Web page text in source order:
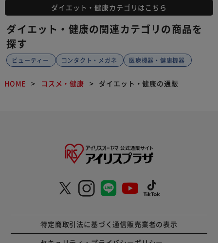
ダイエット・健康カテゴリはこちら
ダイエット・健康の関連カテゴリの商品を
探す
ビューティー コンタクト・メガネ 医療機器・健康機器
HOME コスメ・健康 ダイエット・健康の通販
特定商取引法に基づく通信販売業者の表示